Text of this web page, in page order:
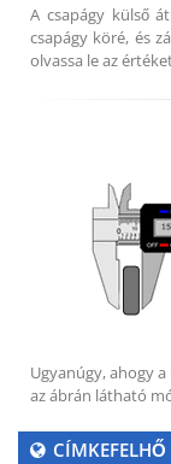
A csapágy külső
csapágy köré, és
olvassa le az
Ugyanúgy, ahogy
az ábrán látható
CÍMKEFELHŐ